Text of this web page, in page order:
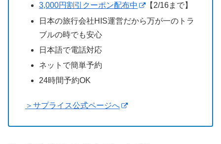
3,000円割引クーポン配布中
【2/16まで】
日本の旅行会社HIS運営だから万が一のトラ
ブルの時でも安心
日本語で電話対応
ネットで簡単予約
24時間予約OK
＞サプライス公式ページへ